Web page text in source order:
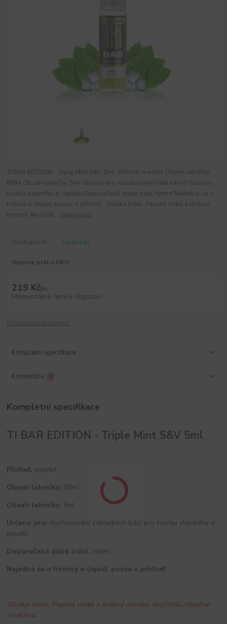
TI BAR EDITION - Triple Mint S&V 5ml Příchuť: mentol Objem lahvičky:
60ml Obsah lahvičky: 5ml Určeno pro: dochucování základních bází pro
tvorbu vlastního e-liquidu Doporučená doba zrání: týden Nejedná se o
hotový e-liquid, pouze o příchuť! Sladká máta, Peprná máta a ledový
mentol. Nejčistš... celý popis
Dostupnost na dotaz
Nejsme plátci DPH
219 Kč/ks
Momentálně není k dispozici
Kompletní specifikace
Komentáře 0
Kompletní specifikace
TI BAR EDITION - Triple Mint S&V 5ml
Příchuť: mentol
Objem lahvičky: 60ml
Obsah lahvičky: 5ml
Určeno pro: dochucování základních bází pro tvorbu vlastního e-
liquidu
Doporučená doba zrání: týden
Nejedná se o hotový e-liquid, pouze o příchuť!
Sladká máta, Peprná máta a ledový mentol. Nejčistší chladivé
osvěžení.